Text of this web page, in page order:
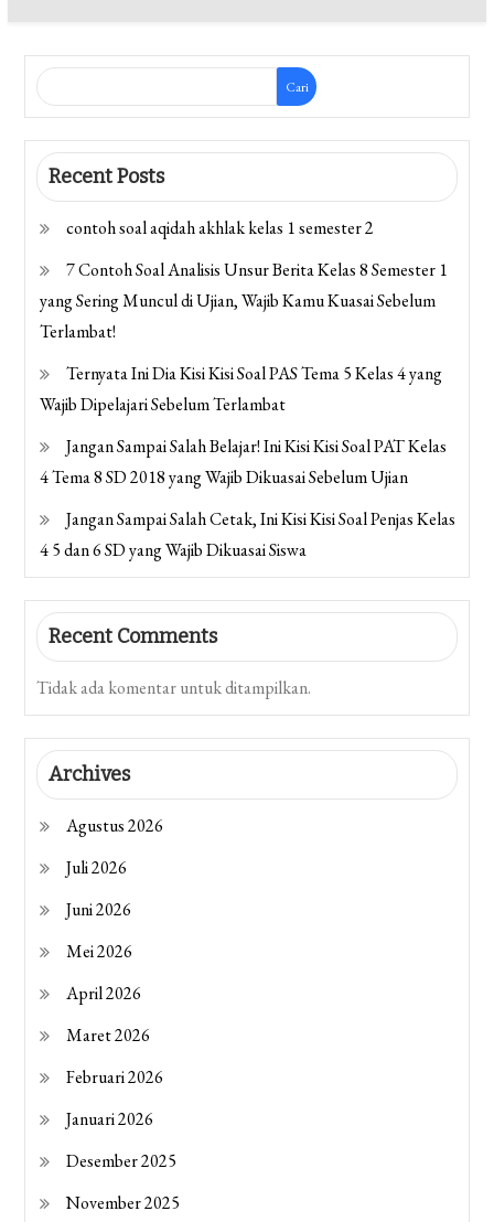
Cari
Recent Posts
contoh soal aqidah akhlak kelas 1 semester 2
7 Contoh Soal Analisis Unsur Berita Kelas 8 Semester 1
yang Sering Muncul di Ujian, Wajib Kamu Kuasai Sebelum
Terlambat!
Ternyata Ini Dia Kisi Kisi Soal PAS Tema 5 Kelas 4 yang
Wajib Dipelajari Sebelum Terlambat
Jangan Sampai Salah Belajar! Ini Kisi Kisi Soal PAT Kelas
4 Tema 8 SD 2018 yang Wajib Dikuasai Sebelum Ujian
Jangan Sampai Salah Cetak, Ini Kisi Kisi Soal Penjas Kelas
4 5 dan 6 SD yang Wajib Dikuasai Siswa
Recent Comments
Tidak ada komentar untuk ditampilkan.
Archives
Agustus 2026
Juli 2026
Juni 2026
Mei 2026
April 2026
Maret 2026
Februari 2026
Januari 2026
Desember 2025
November 2025